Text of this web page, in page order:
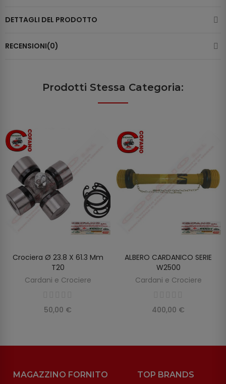
DETTAGLI DEL PRODOTTO
RECENSIONI(0)
Prodotti Stessa Categoria:
AGGIUNGI AL CARRELLO
Crociera Ø 23.8 X 61.3 Mm
T20
Cardani e Crociere
50,00 €
AGGIUNGI AL CARRELLO
ALBERO CARDANICO SERIE
W2500
Cardani e Crociere
400,00 €
MAGAZZINO FORNITO TOP BRANDS